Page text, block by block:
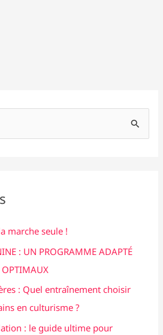
marche seule !
: UN PROGRAMME ADAPTÉ
OPTIMAUX
: Quel entraînement choisir
en culturisme ?
: le guide ultime pour